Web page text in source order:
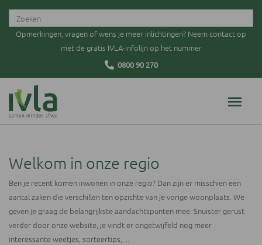
Opmerkingen, vragen of wens je meer inlichtingen? Neem contact op
met de gratis IVLA-infolijn op het nummer
0800 90 270
Welkom in onze regio
Ben je recent komen inwonen in onze regio? Dan zijn er misschien een
aantal zaken die verschillen ten opzichte van je vorige woonplaats. We
geven je graag de belangrijkste aandachtspunten mee. Snuister gerust
verder door onze website, je vindt er ongetwijfeld nog meer
interessante weetjes, sorteertips, ...